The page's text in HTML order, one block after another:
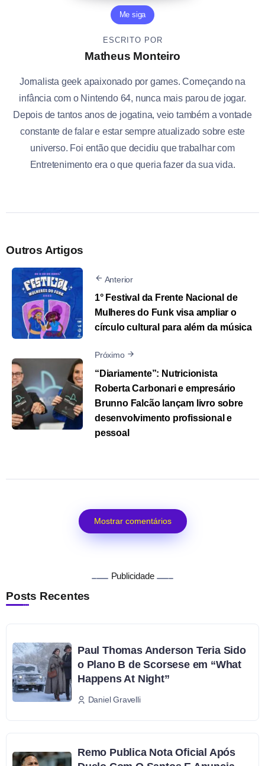
Me siga
ESCRITO POR
Matheus Monteiro
Jornalista geek apaixonado por games. Começando na
infância com o Nintendo 64, nunca mais parou de jogar.
Depois de tantos anos de jogatina, veio também a vontade
constante de falar e estar sempre atualizado sobre este
universo. Foi então que decidiu que trabalhar com
Entretenimento era o que queria fazer da sua vida.
Outros Artigos
Anterior
1° Festival da Frente Nacional de
Mulheres do Funk visa ampliar o
círculo cultural para além da música
Próximo
“Diariamente”: Nutricionista
Roberta Carbonari e empresário
Brunno Falcão lançam livro sobre
desenvolvimento profissional e
pessoal
Mostrar comentários
Publicidade
Posts Recentes
Paul Thomas Anderson Teria Sido
o Plano B de Scorsese em “What
Happens At Night”
Daniel Gravelli
Remo Publica Nota Oficial Após